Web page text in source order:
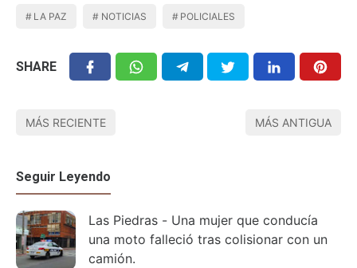
LA PAZ NOTICIAS POLICIALES
SHARE
MÁS RECIENTE MÁS ANTIGUA
Seguir Leyendo
Las Piedras - Una mujer que conducía
una moto falleció tras colisionar con un
camión.